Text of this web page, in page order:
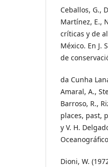
Ceballos, G.,
Martínez, E.,
críticas y de
México. En J.
de
da Cunha
Amaral, A.,
Barroso, R.,
places, past,
y V. H.
Dioni, W.